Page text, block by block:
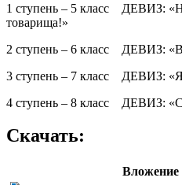
1 ступень – 5 класс ДЕВИЗ:
товарища!»
2 ступень – 6 класс ДЕВИЗ:
3 ступень – 7 класс ДЕВИЗ:
4 ступень – 8 класс ДЕВИЗ:
Скачать:
Вложение